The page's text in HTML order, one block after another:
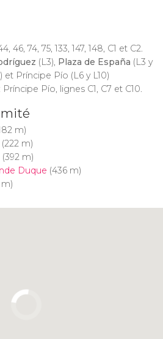
46, 74, 75, 133, 147, 148, C1 et C2.
(L3), Plaza de España (L3 y
et Príncipe Pío (L6 y L10)
Pío, lignes C1, C7 et C10.
m)
(222 m)
(392 m)
Duque (436 m)
m)